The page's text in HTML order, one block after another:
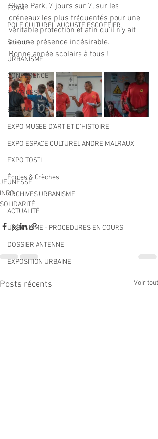
ECAM
POLE CULTUREL AUGUSTE ESCOFFIER
Science
URBANISME
CONFERENCE
FINANCES
ELECTIONS
EXPO MUSEE D'ART ET D'HISTOIRE
EXPO ESPACE CULTUREL ANDRE MALRAUX
EXPO TOSTI
Écoles & Crèches
ARCHIVES URBANISME
ACTUALITÉ
URBANISME - PROCEDURES EN COURS
DOSSIER ANTENNE
EXPOSITION URBAINE
Skate Park, 7 jours sur 7, sur les
créneaux les plus fréquentés pour une
véritable protection et afin qu’il n’y ait
aucune présence indésirable.
Bonne année scolaire à tous !
JEUNESSE
INFO
SOLIDARITÉ
Posts récents Voir tout